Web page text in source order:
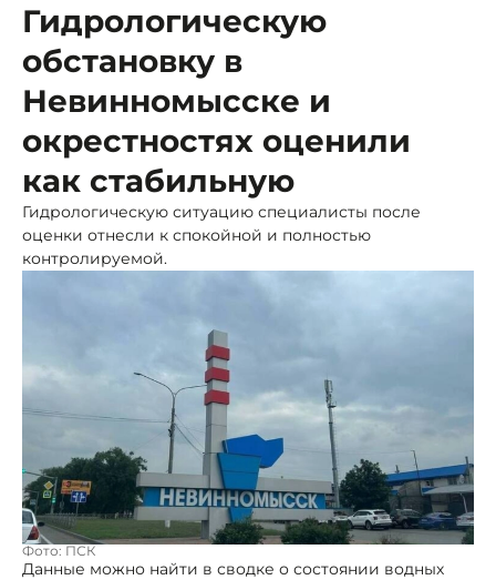
Гидрологическую
обстановку в
Невинномысске и
окрестностях оценили
как стабильную
Гидрологическую ситуацию специалисты после
оценки отнесли к спокойной и полностью
контролируемой.
Фото: ПСК
Данные можно найти в сводке о состоянии водных